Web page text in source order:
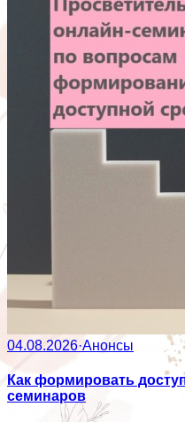
04.08.2026·Анонсы
Как формировать
семинаров